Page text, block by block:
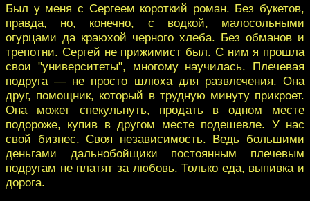
Был у меня с Сергеем короткий роман. Без букетов,
правда, но, конечно, с водкой, малосольными
огурцами да краюхой черного хлеба. Без обманов и
трепотни. Сергей не прижимист был. С ним я прошла
свои "университеты", многому научилась. Плечевая
подруга — не просто шлюха для развлечения. Она
друг, помощник, который в трудную минуту прикроет.
Она может спекульнуть, продать в одном месте
подороже, купив в другом месте подешевле. У нас
свой бизнес. Своя независимость. Ведь большими
деньгами дальнобойщики постоянным плечевым
подругам не платят за любовь. Только еда, выпивка и
дорога.